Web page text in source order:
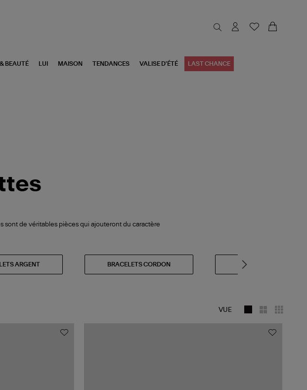
BEAUTÉ LUI MAISON TENDANCES VALISE D'ÉTÉ LAST CHANCE
de véritables pièces qui ajouteront du caractère
ARGENT BRACELETS CORDON BRACELETS FANTAISIE
VUE